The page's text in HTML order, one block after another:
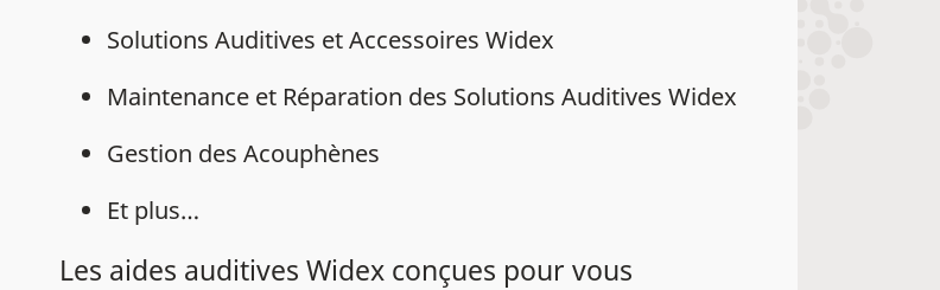
Solutions Auditives et Accessoires Widex
Maintenance et Réparation des Solutions Auditives Widex
Gestion des Acouphènes
Et plus…
Les aides auditives Widex conçues pour vous